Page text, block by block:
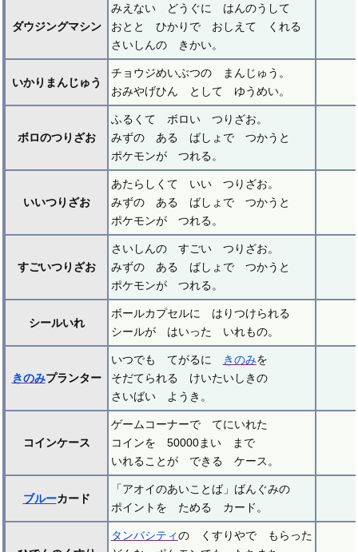
ダウジングマシン
みえない どうぐに はんのうして
おとと ひかりで おしえて くれる
さいしんの きかい。
いかりまんじゅう
チョウジめいぶつの まんじゅう。
おみやげひん として ゆうめい。
ボロのつりざお
ふるくて ボロい つりざお。
みずの ある ばしょで つかうと
ポケモンが つれる。
いいつりざお
あたらしくて いい つりざお。
みずの ある ばしょで つかうと
ポケモンが つれる。
すごいつりざお
さいしんの すごい つりざお。
みずの ある ばしょで つかうと
ポケモンが つれる。
シールいれ
ボールカプセルに はりつけられる
シールが はいった いれもの。
きのみプランター
いつでも てがるに きのみを
そだてられる けいたいしきの
さいばい ようき。
コインケース
ゲームコーナーで てにいれた
コインを 50000まい まで
いれることが できる ケース。
ブルーカード
「アオイのあいことば」ばんぐみの
ポイントを ためる カード。
タンバシティの くすりやで もらった